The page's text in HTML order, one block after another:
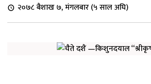
२०७८ बैशाख ७, मंगलबार (५ साल अघि)